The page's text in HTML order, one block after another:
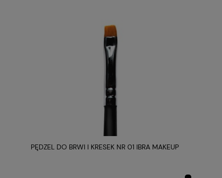
PĘDZEL DO BRWI I KRESEK NR 01 IBRA MAKEUP